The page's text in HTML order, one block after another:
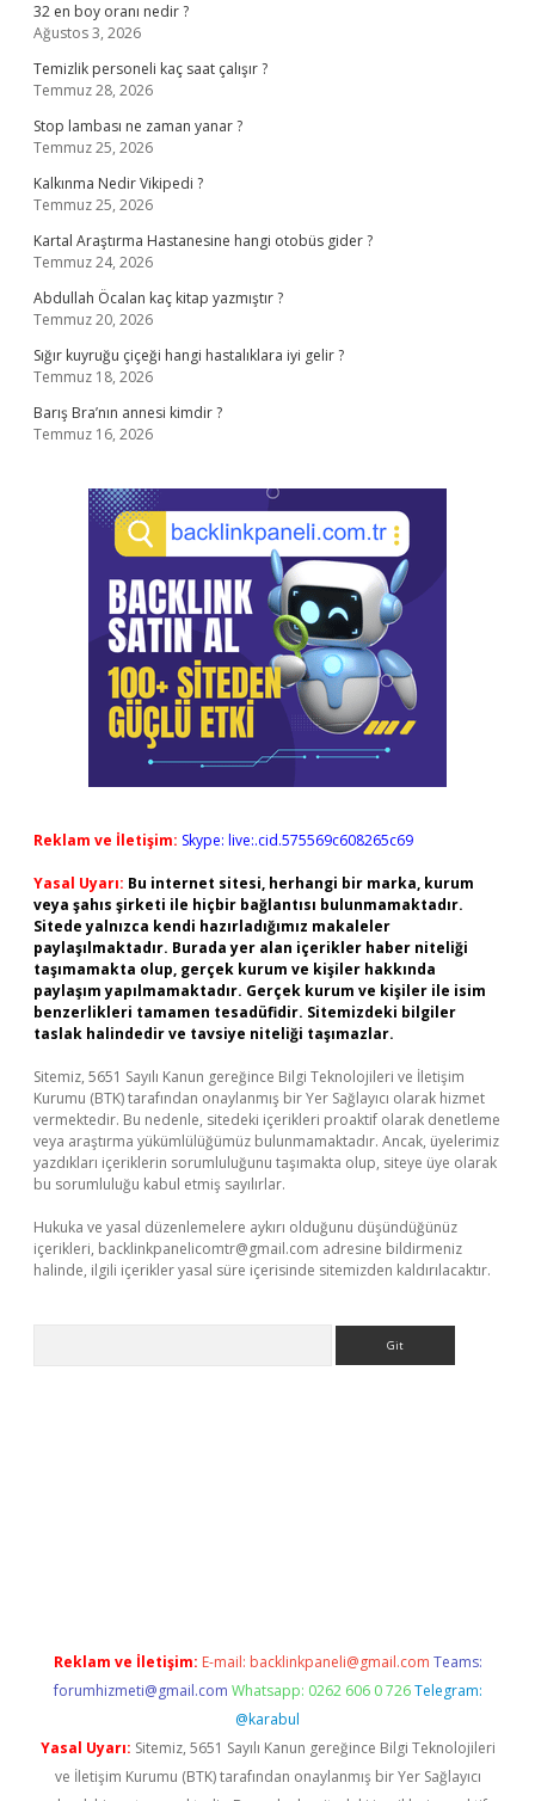
32 en boy oranı nedir ?
Ağustos 3, 2026
Temizlik personeli kaç saat çalışır ?
Temmuz 28, 2026
Stop lambası ne zaman yanar ?
Temmuz 25, 2026
Kalkınma Nedir Vikipedi ?
Temmuz 25, 2026
Kartal Araştırma Hastanesine hangi otobüs gider ?
Temmuz 24, 2026
Abdullah Öcalan kaç kitap yazmıştır ?
Temmuz 20, 2026
Sığır kuyruğu çiçeği hangi hastalıklara iyi gelir ?
Temmuz 18, 2026
Barış Bra’nın annesi kimdir ?
Temmuz 16, 2026
Reklam ve İletişim: Skype: live:.cid.575569c608265c69
Yasal Uyarı: Bu internet sitesi, herhangi bir marka, kurum
veya şahıs şirketi ile hiçbir bağlantısı bulunmamaktadır.
Sitede yalnızca kendi hazırladığımız makaleler
paylaşılmaktadır. Burada yer alan içerikler haber niteliği
taşımamakta olup, gerçek kurum ve kişiler hakkında
paylaşım yapılmamaktadır. Gerçek kurum ve kişiler ile isim
benzerlikleri tamamen tesadüfidir. Sitemizdeki bilgiler
taslak halindedir ve tavsiye niteliği taşımazlar.
Sitemiz, 5651 Sayılı Kanun gereğince Bilgi Teknolojileri ve İletişim
Kurumu (BTK) tarafından onaylanmış bir Yer Sağlayıcı olarak hizmet
vermektedir. Bu nedenle, sitedeki içerikleri proaktif olarak denetleme
veya araştırma yükümlülüğümüz bulunmamaktadır. Ancak, üyelerimiz
yazdıkları içeriklerin sorumluluğunu taşımakta olup, siteye üye olarak
bu sorumluluğu kabul etmiş sayılırlar.
Hukuka ve yasal düzenlemelere aykırı olduğunu düşündüğünüz
içerikleri, backlinkpanelicomtr@gmail.com adresine bildirmeniz
halinde, ilgili içerikler yasal süre içerisinde sitemizden kaldırılacaktır.
Reklam ve İletişim: E-mail: backlinkpaneli@gmail.com Teams:
forumhizmeti@gmail.com Whatsapp: 0262 606 0 726 Telegram:
@karabul
Yasal Uyarı: Sitemiz, 5651 Sayılı Kanun gereğince Bilgi Teknolojileri
ve İletişim Kurumu (BTK) tarafından onaylanmış bir Yer Sağlayıcı